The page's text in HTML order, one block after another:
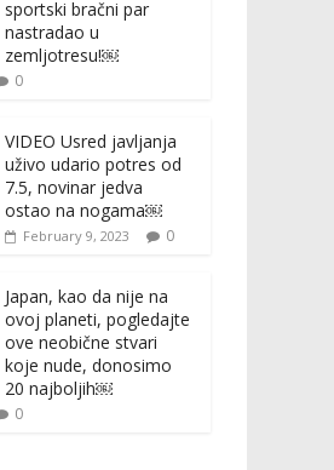
sportski bračni par
nastradao u
zemljotresu!￼
0
VIDEO Usred javljanja
uživo udario potres od
7.5, novinar jedva
ostao na nogama￼
February 9, 2023 0
Japan, kao da nije na
ovoj planeti, pogledajte
ove neobične stvari
koje nude, donosimo
20 najboljih￼
0